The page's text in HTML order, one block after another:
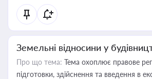
Земельні відносини у
Про що тема: Тема охоплює правове
підготовки, здійснення та введення в